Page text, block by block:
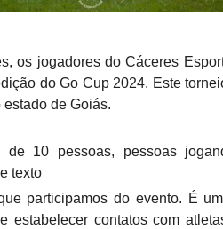
os jogadores do Cáceres
do Go Cup 2024. Este
de Goiás.
participamos do evento. É
contatos com